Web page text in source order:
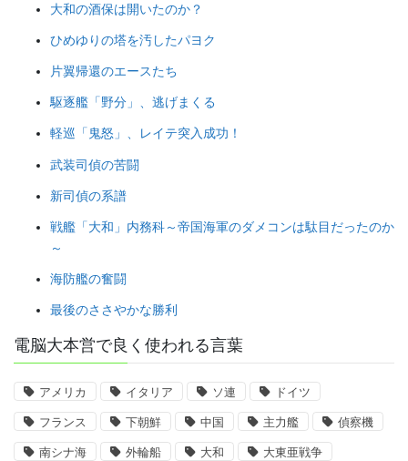
大和の酒保は開いたのか？
ひめゆりの塔を汚したパヨク
片翼帰還のエースたち
駆逐艦「野分」、逃げまくる
軽巡「鬼怒」、レイテ突入成功！
武装司偵の苦闘
新司偵の系譜
戦艦「大和」内務科～帝国海軍のダメコンは駄目だったのか
～
海防艦の奮闘
最後のささやかな勝利
電脳大本営で良く使われる言葉
アメリカ イタリア ソ連 ドイツ
フランス 下朝鮮 中国 主力艦 偵察機
南シナ海 外輪船 大和 大東亜戦争